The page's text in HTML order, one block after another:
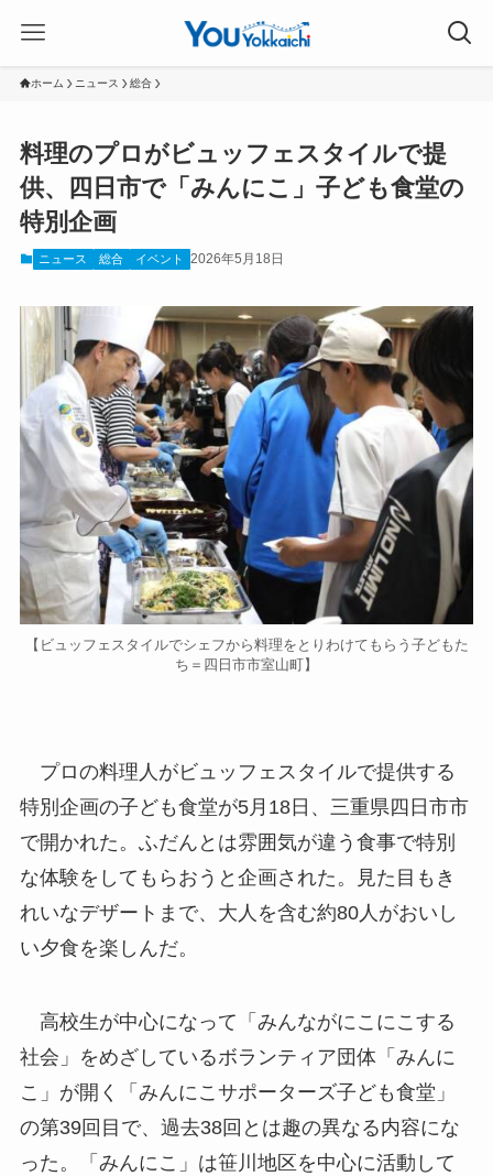
ホーム ニュース 総合
料理のプロがビュッフェスタイルで提
供、四日市で「みんにこ」子ども食堂の
特別企画
ニュース 総合 イベント 2026年5月18日
【ビュッフェスタイルでシェフから料理をとりわけてもらう子どもた
ち＝四日市市室山町】
プロの料理人がビュッフェスタイルで提供する
特別企画の子ども食堂が5月18日、三重県四日市市
で開かれた。ふだんとは雰囲気が違う食事で特別
な体験をしてもらおうと企画された。見た目もき
れいなデザートまで、大人を含む約80人がおいし
い夕食を楽しんだ。
高校生が中心になって「みんながにこにこする
社会」をめざしているボランティア団体「みんに
こ」が開く「みんにこサポーターズ子ども食堂」
の第39回目で、過去38回とは趣の異なる内容にな
った。「みんにこ」は笹川地区を中心に活動して